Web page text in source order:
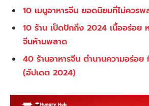
10 เมนูอาหารจีน ยอดนิยมที่ไม่ควรพ
10 ร้าน เป็ดปักกิ่ง 2024 เนื้ออร่อย
จีนห้ามพลาด
40 ร้านอาหารจีน ตำนานความอร่อ
(อัปเดต 2024)